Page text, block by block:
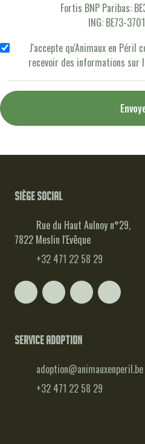
Fortis BNP Paribas:
ING: BE73-
J'accepte qu'Animaux en Péril
recevoir des informations sur
Siège social
Rue du Haut Aulnoy n°29,
7822 Meslin l'Evêque
+32 471 22 58 29
Service adoption
adoption@animauxenperil.be
+32 471 22 58 29